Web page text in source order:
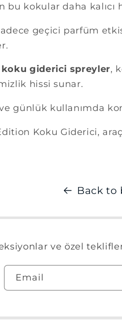
bu kokular daha kalıcı
geçici parfüm
giderici spreyler,
hissi sunar.
günlük kullanımda
Koku Giderici,
Back to
ve özel
Email